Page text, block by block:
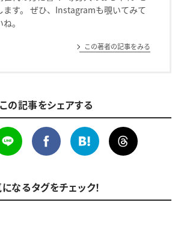
ます。 ぜひ、Instagramも覗いてみて
。
この著者の記事をみる
この記事をシェアする
なるタグをチェック！